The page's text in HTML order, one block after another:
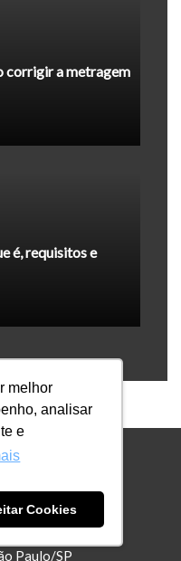
melhor
analisar
e
Cookies
corrigir a metragem
é, requisitos e
Salas 2, 3 e 4
Paulo/SP